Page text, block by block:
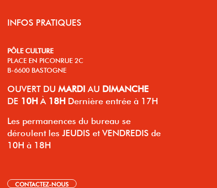
INFOS PRATIQUES
PÔLE CULTURE
PLACE EN PICONRUE 2C
B-6600 BASTOGNE
OUVERT DU MARDI AU DIMANCHE
DE 10H À 18H Dernière entrée à 17H
Les permanences du bureau se
déroulent les JEUDIS et VENDREDIS de
10H à 18H
CONTACTEZ-NOUS